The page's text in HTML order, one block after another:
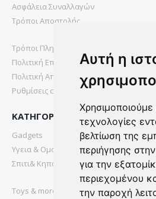
Αυτή η
τεχνολογίες
βελτίωση της
περιήγησης
για την
περιεχομένου
την παροχή
Ασφάλεια Συναλλαγών
Τρόποι Αποστολής
Τρόποι Πληρωμής
Πολιτική Επιστροφών
Πολιτική Απορρήτου
Ρυθμίσεις cookies
ΚΑΤΗΓΟΡΙΕΣ
Gadgets
Υγεια & Ομορφια
Σπιτι& Κηπος
Toys & more